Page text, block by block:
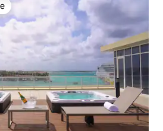
на гостите